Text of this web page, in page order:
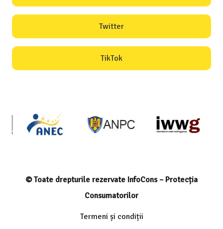
Twitter
TikTok
© Toate drepturile rezervate InfoCons – Protecția
Consumatorilor
Termeni și condiții